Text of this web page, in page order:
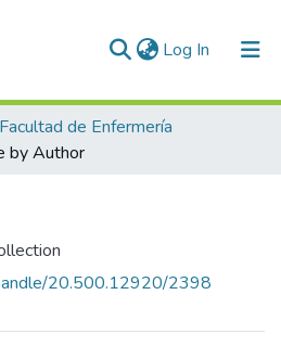
Log In (current)
Facultad de Enfermería
by Author
20.500.12920/2398